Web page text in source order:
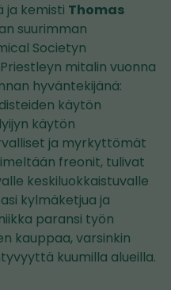
ja kemisti Thomas
suurimman
Societyn
mitalin vuonna
hyväntekijänä:
käytön
käytön
ja myrkyttömät
freonit, tulivat
keskiluokkaistuvalle
kylmäketjua ja
paransi työn
kauppaa, varsinkin
kuumilla alueilla.